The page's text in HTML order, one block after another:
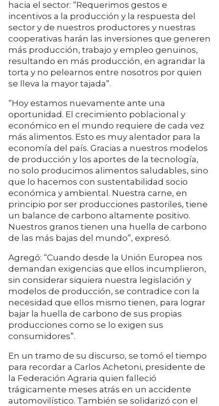
hacia el sector: “Requerimos gestos e
incentivos a la producción y la respuesta del
sector y de nuestros productores y nuestras
cooperativas harán las inversiones que generen
más producción, trabajo y empleo genuinos,
resultando en más producción, en agrandar la
torta y no pelearnos entre nosotros por quien
se lleva la mayor tajada”.
“Hoy estamos nuevamente ante una
oportunidad. El crecimiento poblacional y
económico en el mundo requiere de cada vez
más alimentos. Esto es muy alentador para la
economía del país. Gracias a nuestros modelos
de producción y los aportes de la tecnología,
no solo producimos alimentos saludables, sino
que lo hacemos con sustentabilidad socio
económica y ambiental. Nuestra carne, en
principio por ser producciones pastoriles, tiene
un balance de carbono altamente positivo.
Nuestros granos tienen una huella de carbono
de las más bajas del mundo”, expresó.
Agregó: “Cuando desde la Unión Europea nos
demandan exigencias que ellos incumplieron,
sin considerar siquiera nuestra legislación y
modelos de producción, se contradice con la
necesidad que ellos mismo tienen, para lograr
bajar la huella de carbono de sus propias
producciones como se lo exigen sus
consumidores”.
En un tramo de su discurso, se tomó el tiempo
para recordar a Carlos Achetoni, presidente de
la Federación Agraria quien falleció
trágicamente meses atrás en un accidente
automovilístico. También se solidarizó con el